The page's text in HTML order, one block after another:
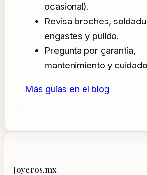
ocasional).
Revisa broches,
engastes y pulido.
Pregunta por garantía,
mantenimiento y
Más guías en el blog
Joyeros.mx